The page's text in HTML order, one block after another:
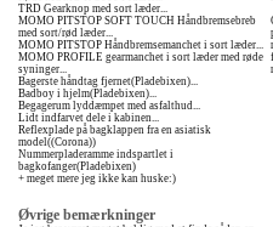
TRD Gearknop med sort læder...
MOMO PITSTOP SOFT TOUCH Håndbremsebreb
med sort/rød læder...
MOMO PITSTOP Håndbremsemanchet i sort læder...
MOMO PROFILE gearmanchet i sort læder med røde
syninger...
Bagerste håndtag fjernet(Pladebixen)...
Badboy i hjelm(Pladebixen)...
Begagerum lyddæmpet med asfalthud...
Lidt indfarvet dele i kabinen...
Reflexplade på bagklappen fra en asiatisk
model((Corona))
Nummerpladeramme indspartlet i
bagkofanger(Pladebixen)
+ meget mere jeg ikke kan huske:)
Øvrige bemærkninger